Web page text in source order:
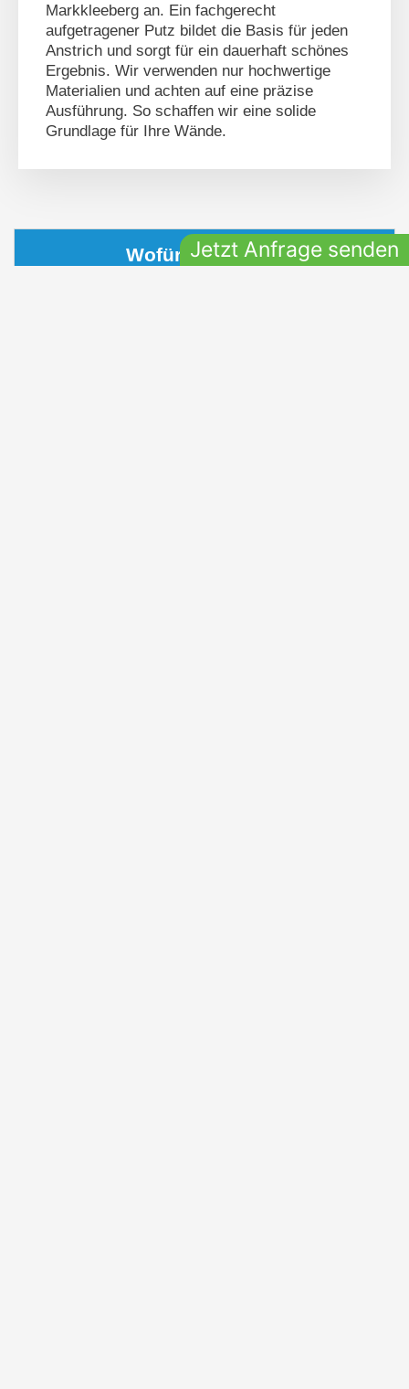
Markkleeberg an. Ein fachgerecht
aufgetragener Putz bildet die Basis für jeden
Anstrich und sorgt für ein dauerhaft schönes
Ergebnis. Wir verwenden nur hochwertige
Materialien und achten auf eine präzise
Ausführung. So schaffen wir eine solide
Grundlage für Ihre Wände.
Wofür wir stehen
Jetzt Anfrage senden